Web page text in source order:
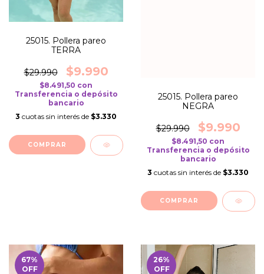
25015. Pollera pareo
TERRA
$29.990 $9.990
$8.491,50 con
Transferencia o depósito
bancario
3 cuotas sin interés de $3.330
COMPRAR
25015. Pollera pareo
NEGRA
$29.990 $9.990
$8.491,50 con
Transferencia o depósito
bancario
3 cuotas sin interés de $3.330
COMPRAR
67%
OFF
26%
OFF